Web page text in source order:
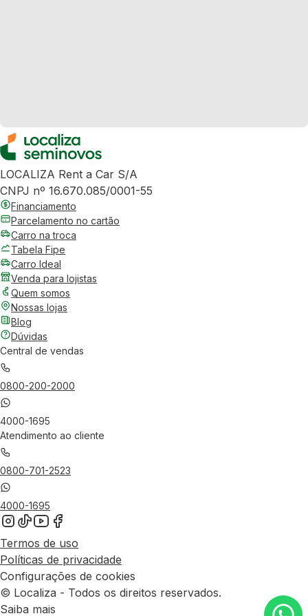
LOCALIZA Rent a Car S/A
CNPJ nº 16.670.085/0001-55
Financiamento
Parcelamento no cartão
Carro na troca
Tabela Fipe
Carro Ideal
Venda para lojistas
Quem somos
Nossas lojas
Blog
Dúvidas
Central de vendas
0800-200-2000
4000-1695
Atendimento ao cliente
0800-701-2523
4000-1695
Termos de uso
Políticas de privacidade
Configurações de cookies
© Localiza - Todos os direitos reservados.
Saiba mais